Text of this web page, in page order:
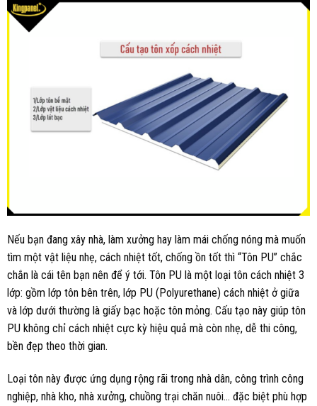
Nếu bạn đang xây nhà, làm xưởng hay làm mái chống nóng mà muốn
tìm một vật liệu nhẹ, cách nhiệt tốt, chống ồn tốt thì “Tôn PU” chắc
chắn là cái tên bạn nên để ý tới. Tôn PU là một loại tôn cách nhiệt 3
lớp: gồm lớp tôn bên trên, lớp PU (Polyurethane) cách nhiệt ở giữa
và lớp dưới thường là giấy bạc hoặc tôn mỏng. Cấu tạo này giúp tôn
PU không chỉ cách nhiệt cực kỳ hiệu quả mà còn nhẹ, dễ thi công,
bền đẹp theo thời gian.
Loại tôn này được ứng dụng rộng rãi trong nhà dân, công trình công
nghiệp, nhà kho, nhà xưởng, chuồng trại chăn nuôi… đặc biệt phù hợp